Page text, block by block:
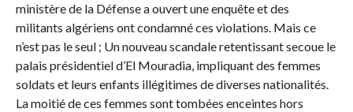
ministère de la Défense a ouvert une enquête et des
militants algériens ont condamné ces violations. Mais ce
n’est pas le seul ; Un nouveau scandale retentissant secoue le
palais présidentiel d’El Mouradia, impliquant des femmes
soldats et leurs enfants illégitimes de diverses nationalités.
La moitié de ces femmes sont tombées enceintes hors